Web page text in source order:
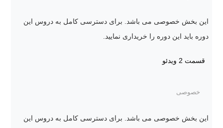
این بخش خصوصی می باشد. برای دسترسی کامل به دروس این
دوره باید این دوره را خریداری نمایید.
قسمت 2 ویدئو
خصوصی
این بخش خصوصی می باشد. برای دسترسی کامل به دروس این